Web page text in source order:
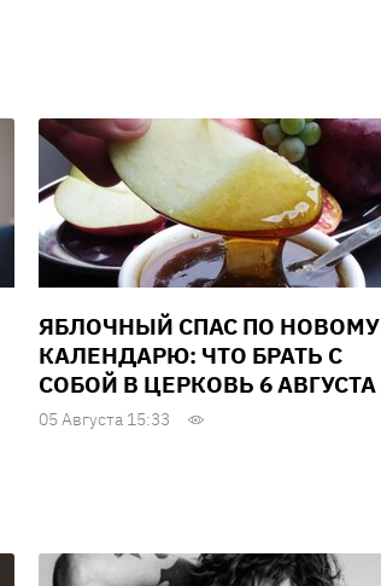
ЯБЛОЧНЫЙ СПАС ПО НОВОМУ
КАЛЕНДАРЮ: ЧТО БРАТЬ С
СОБОЙ В ЦЕРКОВЬ 6 АВГУСТА
05 Августа 15:33